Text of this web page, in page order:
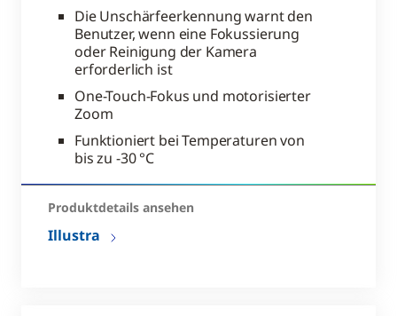
Die Unschärfeerkennung warnt den
Benutzer, wenn eine Fokussierung
oder Reinigung der Kamera
erforderlich ist
One-Touch-Fokus und motorisierter
Zoom
Funktioniert bei Temperaturen von
bis zu -30 °C
Produktdetails ansehen
Illustra